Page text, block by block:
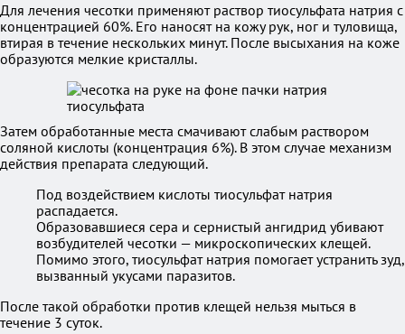
Для лечения чесотки применяют раствор тиосульфата натрия с
концентрацией 60%. Его наносят на кожу рук, ног и туловища,
втирая в течение нескольких минут. После высыхания на коже
образуются мелкие кристаллы.
Затем обработанные места смачивают слабым раствором
соляной кислоты (концентрация 6%). В этом случае механизм
действия препарата следующий.
Под воздействием кислоты тиосульфат натрия
распадается.
Образовавшиеся сера и сернистый ангидрид убивают
возбудителей чесотки — микроскопических клещей.
Помимо этого, тиосульфат натрия помогает устранить зуд,
вызванный укусами паразитов.
После такой обработки против клещей нельзя мыться в
течение 3 суток.